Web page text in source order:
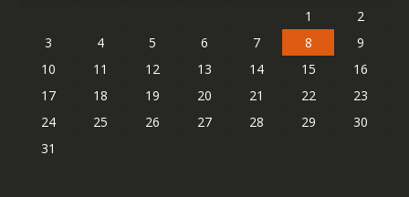
1
2
3
4 5 6 7 8
9
10
11 12 13 14 15
16
17
18 19 20 21 22
23
24
25 26 27 28 29
30
31